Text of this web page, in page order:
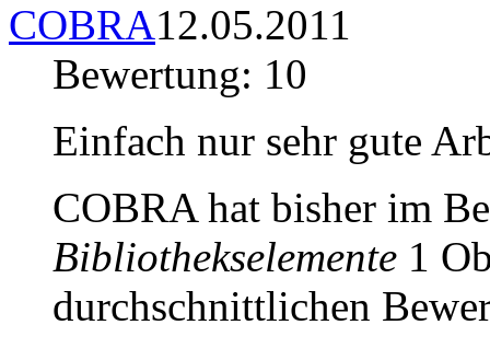
COBRA12.05.2011
Bewertung: 10
Einfach nur sehr gute
COBRA hat bisher im
Bibliothekselemente 1
durchschnittlichen